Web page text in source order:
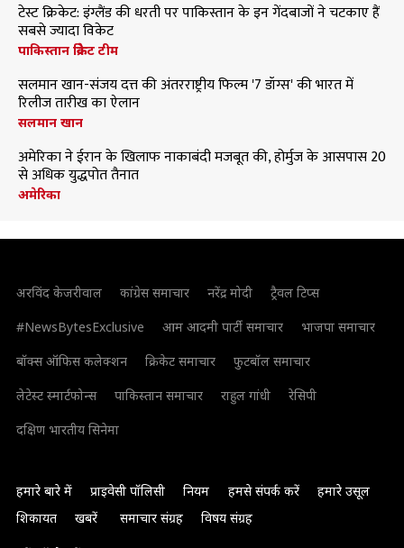
टेस्ट क्रिकेट: इंग्लैंड की धरती पर पाकिस्तान के इन गेंदबाजों ने चटकाए हैं
सबसे ज्यादा विकेट
पाकिस्तान क्रिकेट टीम
सलमान खान-संजय दत्त की अंतरराष्ट्रीय फिल्म '7 डॉग्स' की भारत में
रिलीज तारीख का ऐलान
सलमान खान
अमेरिका ने ईरान के खिलाफ नाकाबंदी मजबूत की, होर्मुज के आसपास 20
से अधिक युद्धपोत तैनात
अमेरिका
अरविंद केजरीवाल कांग्रेस समाचार नरेंद्र मोदी
ट्रैवल टिप्स
#NewsBytesExclusive
आम आदमी पार्टी समाचार
भाजपा समाचार
बॉक्स ऑफिस कलेक्शन
क्रिकेट समाचार
फुटबॉल समाचार
लेटेस्ट स्मार्टफोन्स
पाकिस्तान समाचार राहुल गांधी
रेसिपी
दक्षिण भारतीय सिनेमा
हमारे बारे में प्राइवेसी पॉलिसी नियम हमसे संपर्क करें
हमारे उसूल
शिकायत
खबरें समाचार संग्रह विषय संग्रह